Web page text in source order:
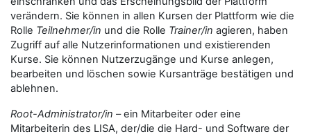
verändern. Sie können in allen Kursen der Plattform wie die
Rolle Teilnehmer/in und die Rolle Trainer/in agieren, haben
Zugriff auf alle Nutzerinformationen und existierenden
Kurse. Sie können Nutzerzugänge und Kurse anlegen,
bearbeiten und löschen sowie Kursanträge bestätigen und
ablehnen.
Root-Administrator/in – ein Mitarbeiter oder eine
Mitarbeiterin des LISA, der/die die Hard- und Software der